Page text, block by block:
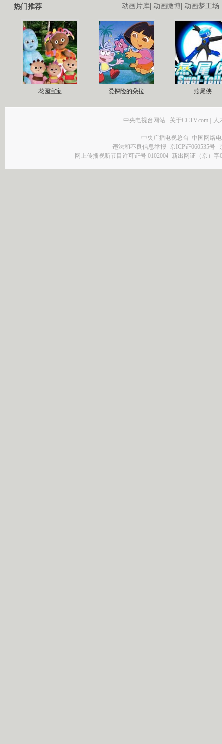
动画片库| 动画微博| 动画梦工场|
热门推荐
花园宝宝 爱探险的朵拉 燕尾侠
中央电视台网站 | 关于CCTV.com | 人
中央广播电视总台 中国网络
违法和不良信息举报
京ICP证060535号
网上传播视听节目许可证号 0102004 新出网证（京）